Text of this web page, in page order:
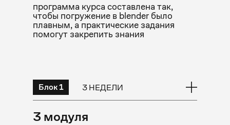
программа курса составлена так,
чтобы погружение в blender было
плавным, а практические задания
помогут закрепить знания
3 модуля
3 НЕДЕЛИ
Блок 1